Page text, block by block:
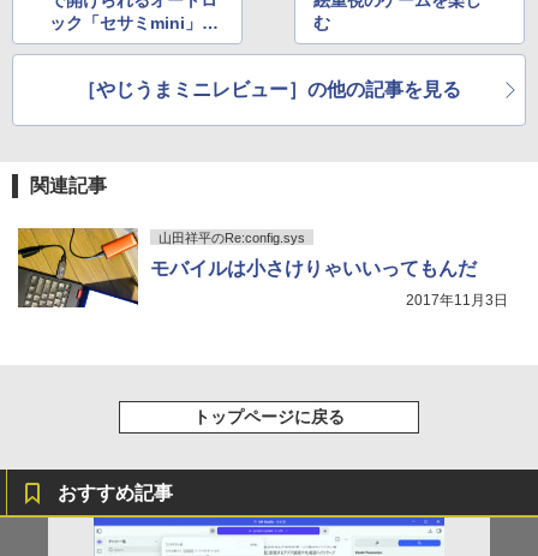
ック「セサミmini」に
してみた
む
［やじうまミニレビュー］の他の記事を見る
関連記事
山田祥平のRe:config.sys
モバイルは小さけりゃいいってもんだ
2017年11月3日
トップページに戻る
おすすめ記事